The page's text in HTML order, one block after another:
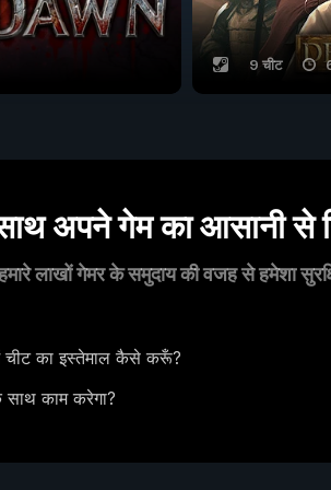
9 चीट
अपने गेम का आसानी से
लाखों गेमर के समुदाय की वजह से हमेशा
का इस्तेमाल कैसे करूँ?
साथ काम करेगा?